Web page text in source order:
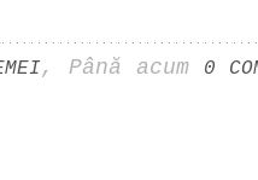
, Până acum 0